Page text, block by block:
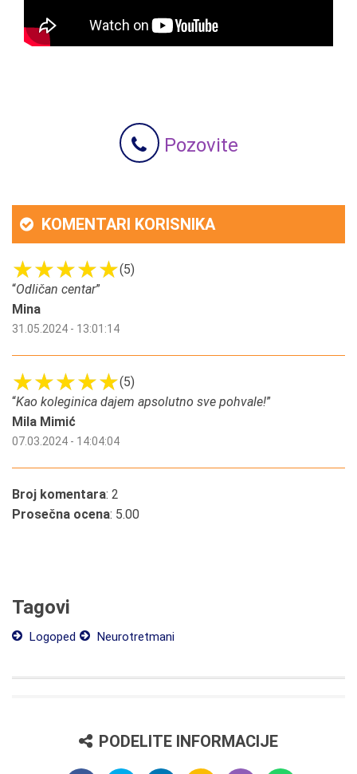
Pozovite
KOMENTARI KORISNIKA
(5)
“Odličan centar”
Mina
31.05.2024 - 13:01:14
(5)
“Kao koleginica dajem apsolutno sve pohvale!”
Mila Mimić
07.03.2024 - 14:04:04
Broj komentara: 2
Prosečna ocena: 5.00
Tagovi
Logoped Neurotretmani
PODELITE INFORMACIJE